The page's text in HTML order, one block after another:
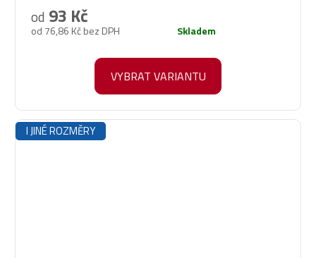
od 76,86 Kč bez DPH
od 93 Kč
Skladem
VYBRAT VARIANTU
I JINÉ ROZMĚRY